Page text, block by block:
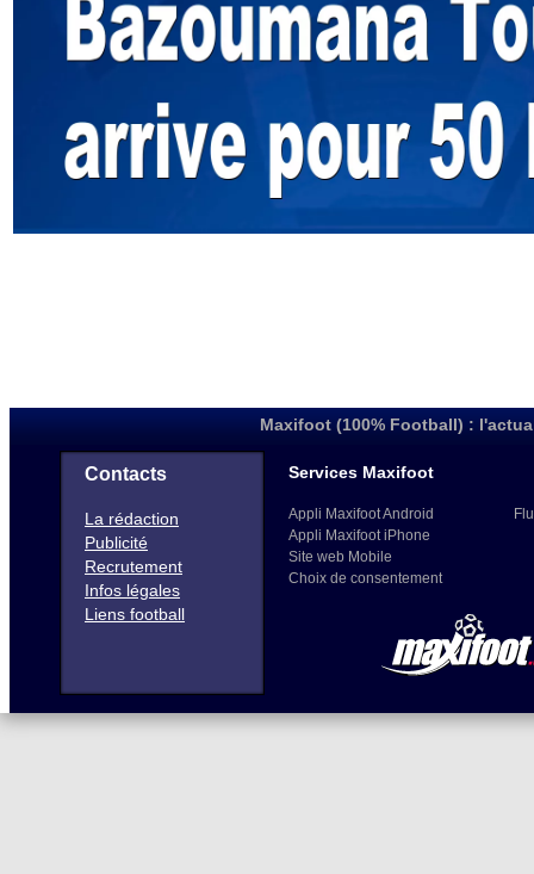
Maxifoot (100% Football) :
Contacts
La rédaction
Publicité
Recrutement
Infos légales
Liens football
Services Maxifoot
Appli Maxifoot Android
Appli Maxifoot iPhone
Site web Mobile
Choix de consentement